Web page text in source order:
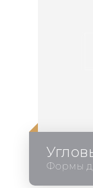
Формы